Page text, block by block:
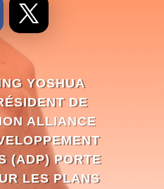
YOSHUA
DE
ALLIANCE
(ADP) PORTE
LES PLANS